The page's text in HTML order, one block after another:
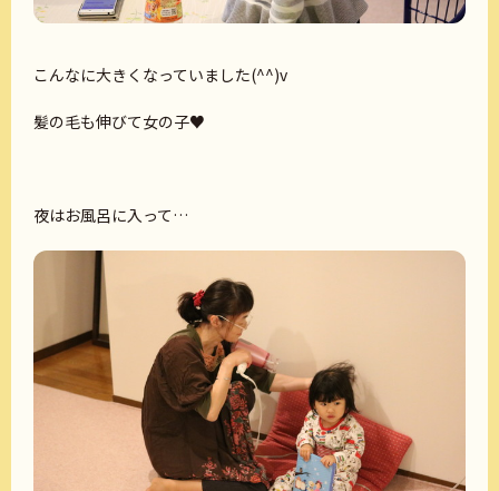
こんなに大きくなっていました(^^)v
髪の毛も伸びて女の子♥
夜はお風呂に入って…